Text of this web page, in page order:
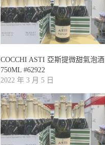
COCCHI ASTI 亞斯提微甜氣泡酒
750ML #62922
2022 年 3 月 5 日